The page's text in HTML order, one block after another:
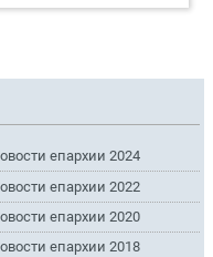
епархии 2024
епархии 2022
епархии 2020
епархии 2018